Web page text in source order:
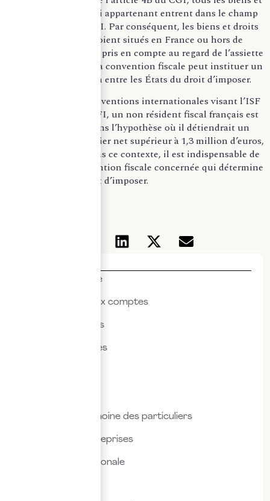
Actualités & veille
Commissariat aux comptes
Droit des affaires
Droit des sociétés
Fiscalité & patrimoine des particuliers
Fiscalité des entreprises
Fiscalité internationale
droit immobiliers lui appartenant entrent dans le champ
d’application de l’IFI. Par conséquent, les biens et droits
immobiliers qu’ils soient situés en France ou hors de
France, doivent être pris en compte au regard de l’assiette
de l’IFI. Toutefois, la convention fiscale peut instituer un
partage d’imposition entre les États du droit d’imposer.
Sous réserve des conventions internationales visant l’ISF
et s’appliquant à l’IFI, un non résident fiscal français est
imposable à l’IFI dans l’hypothèse où il détiendrait un
patrimoine immobilier net supérieur à 1,3 million d’euros,
situé en France. Dans ce contexte, il est indispensable de
se référer à la convention fiscale concernée qui détermine
le pays ayant le droit d’imposer.